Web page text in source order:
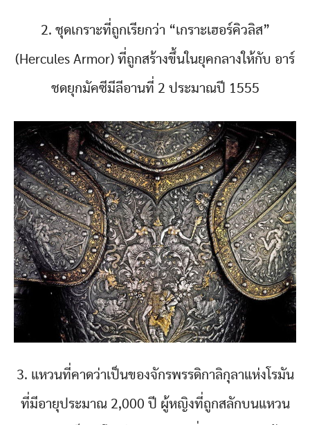
2. ชุดเกราะที่ถูกเรียกว่า “เกราะเฮอร์คิวลิส”
(Hercules Armor) ที่ถูกสร้างขึ้นในยุคกลางให้กับ อาร์
ชดยุกมัคซีมีลีอานที่ 2 ประมาณปี 1555
3. แหวนที่คาดว่าเป็นของจักรพรรดิกาลิกุลาแห่งโรมัน
ที่มีอายุประมาณ 2,000 ปี ผู้หญิงที่ถูกสลักบนแหวน